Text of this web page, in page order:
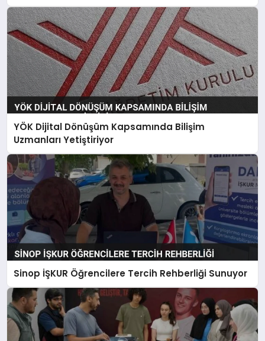
YÖK Dijital Dönüşüm Kapsamında Bilişim
Uzmanları Yetiştiriyor
Sinop İŞKUR Öğrencilere Tercih Rehberliği Sunuyor